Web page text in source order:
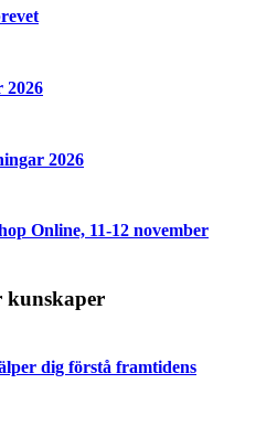
2026
2026
Online, 11-12 november
kunskaper
dig förstå framtidens